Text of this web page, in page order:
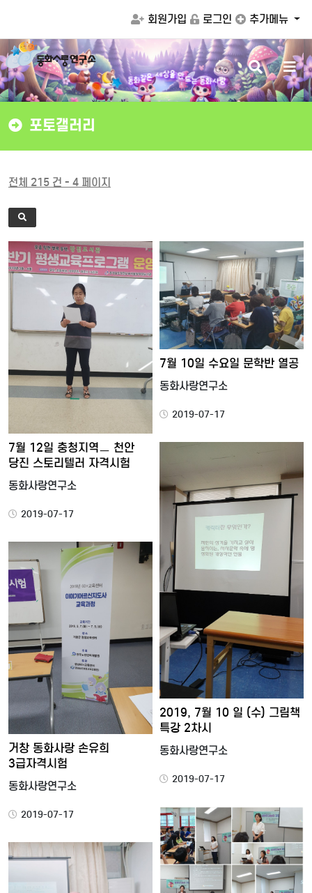
회원가입 로그인 추가메뉴
동화같은 세상을 만드는 동화사랑 검
색
버
튼
메
뉴
버
튼
포토갤러리
전체 215 건 - 4 페이지
7월 12일 충청지역ㅡ 천안
당진 스토리텔러 자격시험
동화사랑연구소
2019-07-17
7월 10일 수요일 문학반 열공
동화사랑연구소
2019-07-17
2019, 7월 10 일 (수) 그림책
특강 2차시
동화사랑연구소
2019-07-17
거창 동화사랑 손유희
3급자격시험
동화사랑연구소
2019-07-17